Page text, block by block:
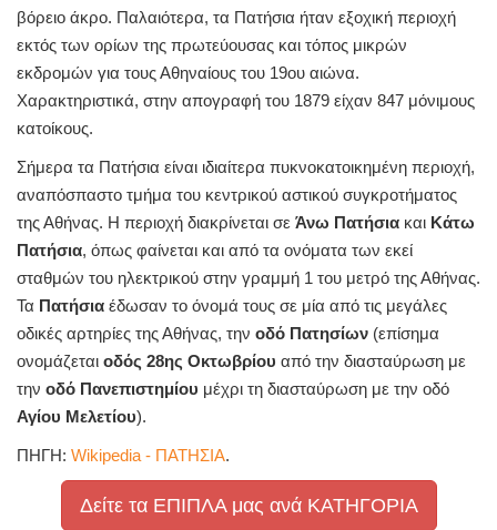
βόρειο άκρο. Παλαιότερα, τα Πατήσια ήταν εξοχική περιοχή
εκτός των ορίων της πρωτεύουσας και τόπος μικρών
εκδρομών για τους Αθηναίους του 19ου αιώνα.
Χαρακτηριστικά, στην απογραφή του 1879 είχαν 847 μόνιμους
κατοίκους.
Σήμερα τα Πατήσια είναι ιδιαίτερα πυκνοκατοικημένη περιοχή,
αναπόσπαστο τμήμα του κεντρικού αστικού συγκροτήματος
της Αθήνας. Η περιοχή διακρίνεται σε Άνω Πατήσια και Κάτω
Πατήσια, όπως φαίνεται και από τα ονόματα των εκεί
σταθμών του ηλεκτρικού στην γραμμή 1 του μετρό της Αθήνας.
Τα Πατήσια έδωσαν το όνομά τους σε μία από τις μεγάλες
οδικές αρτηρίες της Αθήνας, την οδό Πατησίων (επίσημα
ονομάζεται οδός 28ης Οκτωβρίου από την διασταύρωση με
την οδό Πανεπιστημίου μέχρι τη διασταύρωση με την οδό
Αγίου Μελετίου).
ΠΗΓΗ: Wikipedia - ΠΑΤΗΣΙΑ.
Δείτε τα ΕΠΙΠΛΑ μας ανά ΚΑΤΗΓΟΡΙΑ